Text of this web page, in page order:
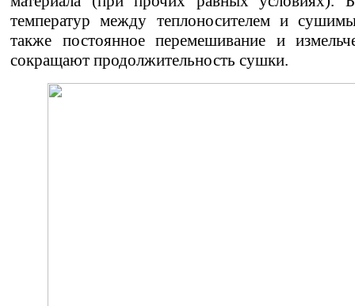
температур между теплоносителем и
также постоянное перемешивание и
сокращают продолжительность сушки.